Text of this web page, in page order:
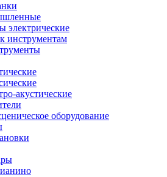
электрические
инструментам
акустические
оборудование